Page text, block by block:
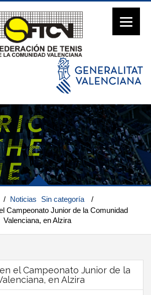
/ Noticias Sin categoría
/
Campeonato Junior de la Comunidad
Valenciana, en Alzira
el Campeonato Junior de la
en Alzira